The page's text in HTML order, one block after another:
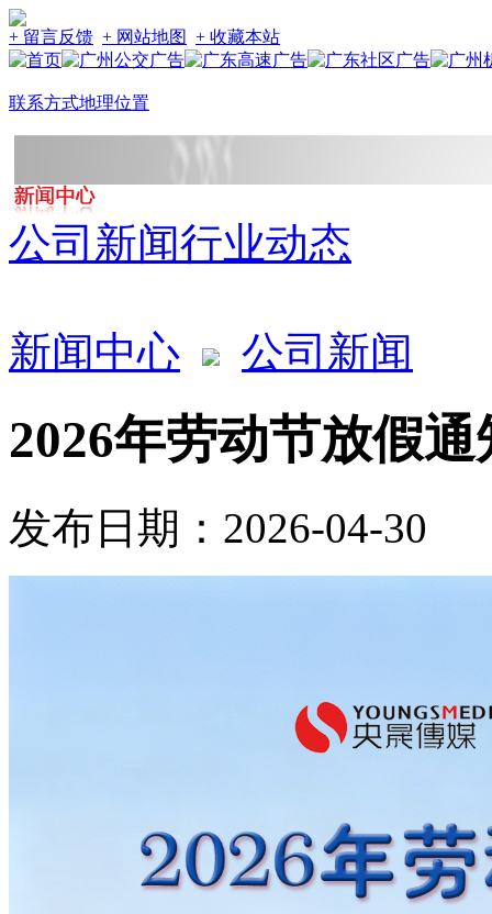
+ 留言反馈 + 网站地图 + 收藏本站
联系方式地理位置
公司新闻行业动态
新闻中心 公司新闻
2026年劳动节放假通
发布日期：2026-04-30